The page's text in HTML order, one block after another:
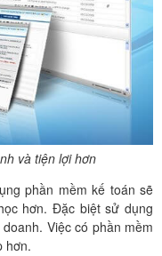
và tiện lợi hơn
phần mềm kế toán sẽ
hơn. Đặc biệt sử dụng
Việc có phần mềm
hơn.